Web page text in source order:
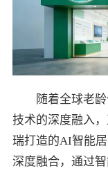
随着全球老
技术的深度融入
瑞打造的AI智能
深度融合，通过